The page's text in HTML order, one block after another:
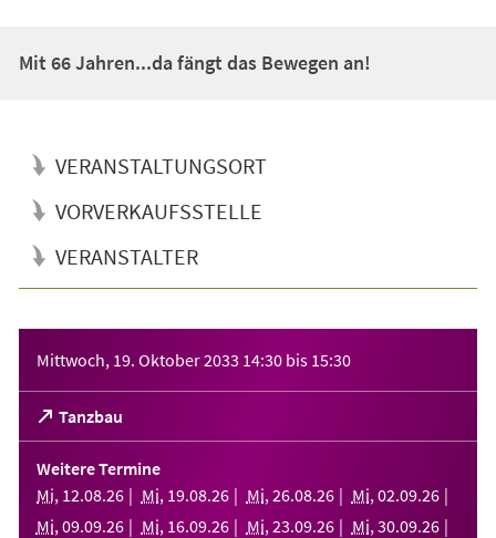
Mit 66 Jahren...da fängt das Bewegen an!
VERANSTALTUNGSORT
VORVERKAUFSSTELLE
VERANSTALTER
Mittwoch, 19. Oktober 2033 14:30 bis 15:30
Tanzbau
(Öffnet
in
einem
neuen
Tab)
Weitere Termine
Mi, 12.08.26 Mi, 19.08.26 Mi, 26.08.26 Mi, 02.09.26
Mi, 09.09.26 Mi, 16.09.26 Mi, 23.09.26 Mi, 30.09.26